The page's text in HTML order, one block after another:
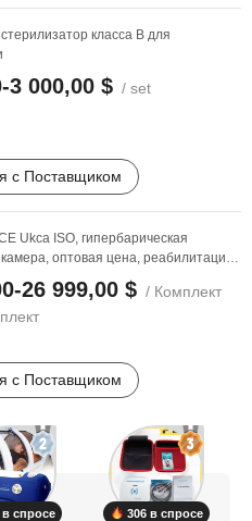
класса B для
3 000,00 $ / set
с Поставщиком
Ukca ISO, гипербарическая
оптовая цена, реабилитация
26 999,00 $ / Комплект
с Поставщиком
в спросе 306 в спросе